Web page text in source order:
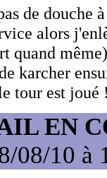
de douche
alors
quand
karcher
tour est joué
EN
08/10 à